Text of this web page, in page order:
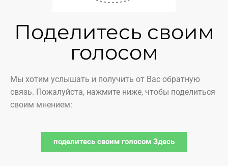
Поделитесь своим
голосом
Мы хотим услышать и получить от Вас обратную
связь. Пожалуйста, нажмите ниже, чтобы поделиться
своим мнением:
поделитесь своим голосом Здесь